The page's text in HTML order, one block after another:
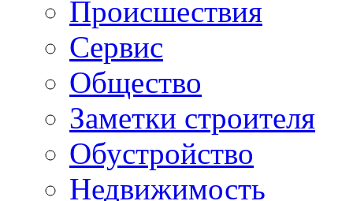
Происшествия
Сервис
Общество
Заметки строителя
Обустройство
Недвижимость